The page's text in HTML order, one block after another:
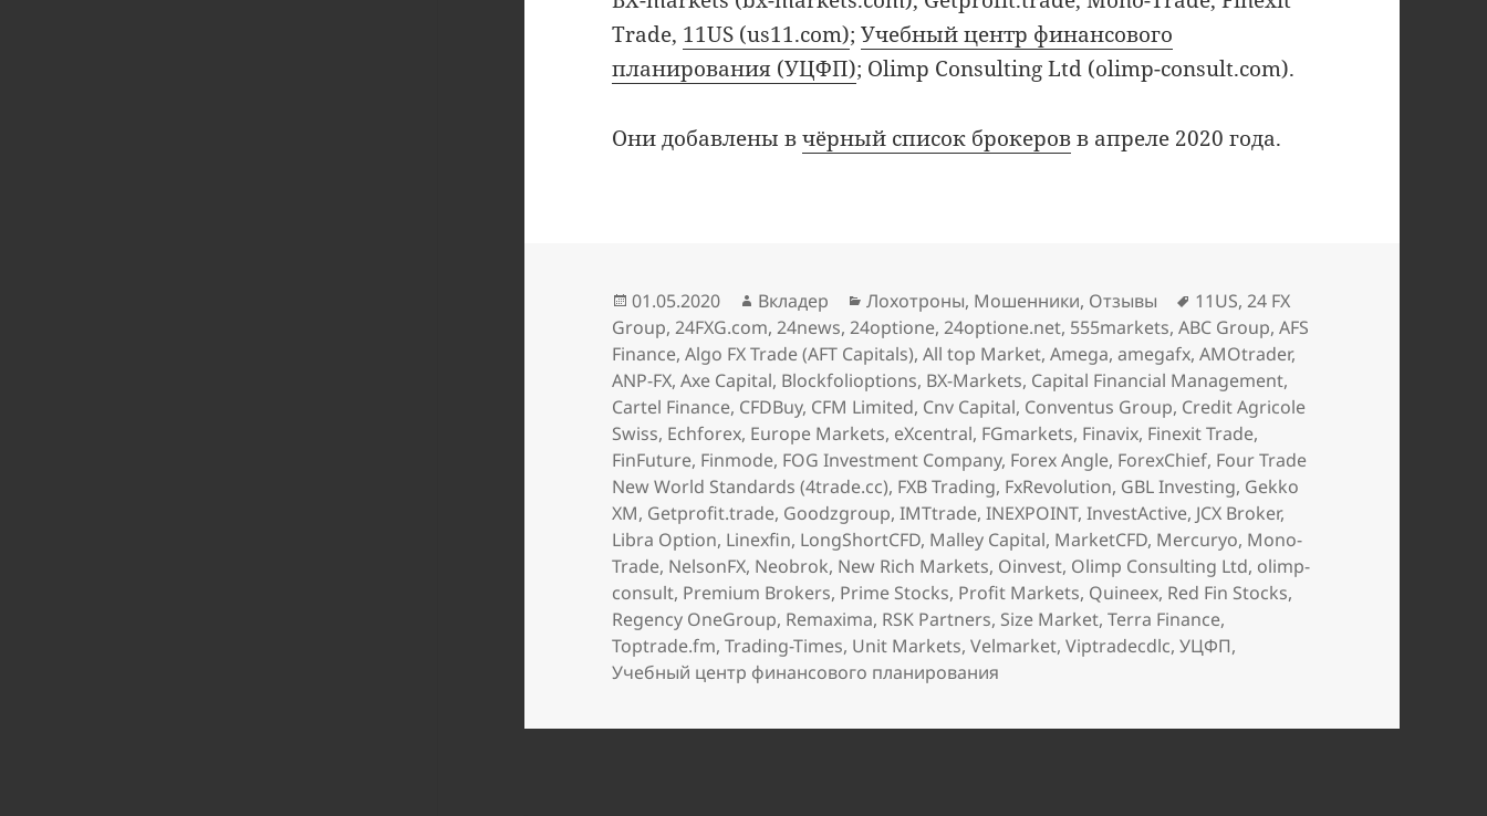
Trade, 11US (us11.com);Учебный центр финансового
планирования (УЦФП); Olimp Consulting Ltd (olimp-consult.com).
Они добавлены вчёрный список брокеровв апреле 2020 года.
Опубликовано
01.05.2020 Автор
Вкладер Рубрики
Лохотроны, Мошенники, Отзывы Метки
11US,24 FX
Group,24FXG.com,24news,24optione,24optione.net, 555markets,ABC Group,AFS
Finance,Algo FX Trade (AFT Capitals),All top Market,Amega,amegafx,AMOtrader,
ANP-FX,Axe Capital, Blockfolioptions, BX-Markets, Capital Financial Management,
Cartel Finance, CFDBuy, CFM Limited, Cnv Capital, Conventus Group, Credit Agricole
Swiss, Echforex, Europe Markets, eXcentral, FGmarkets, Finavix, Finexit Trade,
FinFuture, Finmode, FOG Investment Company, Forex Angle, ForexChief, Four Trade
New World Standards (4trade.cc), FXB Trading, FxRevolution, GBL Investing, Gekko
XM, Getprofit.trade, Goodzgroup,IMTtrade,INEXPOINT,InvestActive, JCX Broker,
Libra Option, Linexfin, LongShortCFD, Malley Capital, MarketCFD, Mercuryo, Mono-
Trade, NelsonFX, Neobrok, New Rich Markets, Oinvest, Olimp Consulting Ltd, olimp-
consult, Premium Brokers, Prime Stocks, Profit Markets, Quineex, Red Fin Stocks,
Regency OneGroup, Remaxima, RSK Partners, Size Market,Terra Finance,
Toptrade.fm,Trading-Times, Unit Markets,Velmarket,Viptradecdlc,УЦФП,
Учебный центр финансового планирования